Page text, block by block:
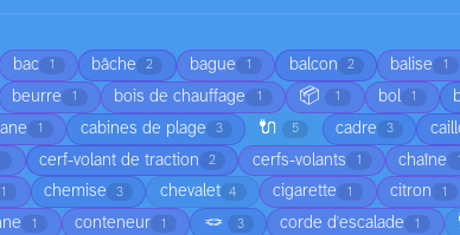
bac 1 bâche 2 bague 1 balcon 2 balise 1
beurre 1 bois de chauffage 1 📦 1 bol 1
1 cabines de plage 3 🔌 5 cadre 3
cerf-volant de traction 2 cerfs-volants 1 chaîne 1
1 chemise 3 chevalet 4 cigarette 1 citron 1
1 conteneur 1 🪢 3 corde d'escalade 1